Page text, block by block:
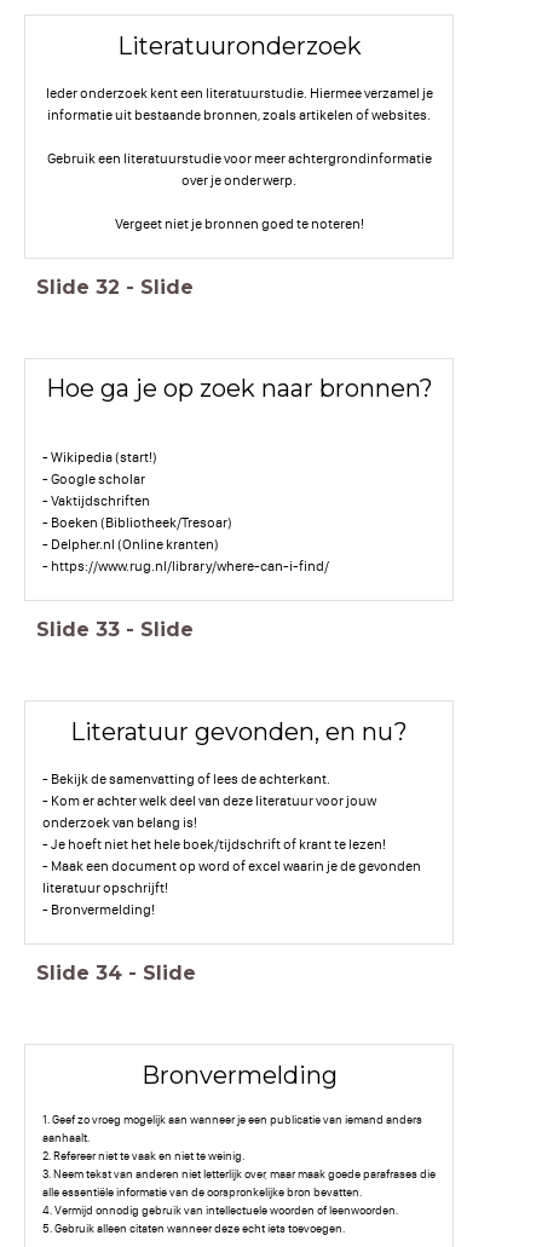
Literatuuronderzoek
Ieder onderzoek kent een literatuurstudie. Hiermee verzamel je
informatie uit bestaande bronnen, zoals artikelen of websites.
Gebruik een literatuurstudie voor meer achtergrondinformatie
over je onderwerp.
Vergeet niet je bronnen goed te noteren!
Slide 32 - Slide
Hoe ga je op zoek naar bronnen?
- Wikipedia (start!)
- Google scholar
- Vaktijdschriften
- Boeken (Bibliotheek/Tresoar)
- Delpher.nl (Online kranten)
- https://www.rug.nl/library/where-can-i-find/
Slide 33 - Slide
Literatuur gevonden, en nu?
- Bekijk de samenvatting of lees de achterkant.
- Kom er achter welk deel van deze literatuur voor jouw
onderzoek van belang is!
- Je hoeft niet het hele boek/tijdschrift of krant te lezen!
- Maak een document op word of excel waarin je de gevonden
literatuur opschrijft!
- Bronvermelding!
Slide 34 - Slide
Bronvermelding
1. Geef zo vroeg mogelijk aan wanneer je een publicatie van iemand anders
aanhaalt.
2. Refereer niet te vaak en niet te weinig.
3. Neem tekst van anderen niet letterlijk over, maar maak goede parafrases die
alle essentiële informatie van de oorspronkelijke bron bevatten.
4. Vermijd onnodig gebruik van intellectuele woorden of leenwoorden.
5. Gebruik alleen citaten wanneer deze echt iets toevoegen.